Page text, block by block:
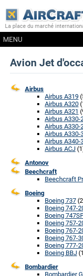
La place du marché
MENU
Avion Jet
Airbus
Airbus A319
Airbus A320
Airbus A321
Airbus A330-
Airbus A330-
Airbus A330-
Airbus A340-
Airbus ACJ
Antonov
Beechcraft
Beechcraft
Boeing
Boeing 737
Boeing 747-
Boeing
Boeing 757-
Boeing 767-
Boeing 767-
Boeing 777-
Boeing BBJ
Bombardier
Bombardier